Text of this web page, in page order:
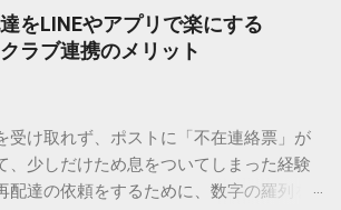
ぎて結局見つからないことも少なくあり
は、IMEパッドを使わずに、特定のコー
一瞬で旧字や外字、特殊記号を呼び出す
のテクニックを詳しく解説します。 この
1. なぜ「変換」しても旧字・外字が出て
も、なぜ普通の変換で出てこない漢字が
その理由は、パソコンが文字を認識する
をLINEやアプリで楽にする
ラブ連携のメリット
受け取れず、ポストに「不在連絡票」が
、少しだけため息をついてしまった経験
配達の依頼をするために、数字の羅列を